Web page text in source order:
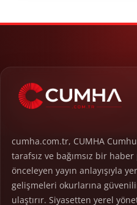
cumha.com.tr, CUMHA
tarafsız ve bağımsız bir
önceleyen yayın anlayışıyla
gelişmeleri okurlarına
ulaştırır. Siyasetten yerel